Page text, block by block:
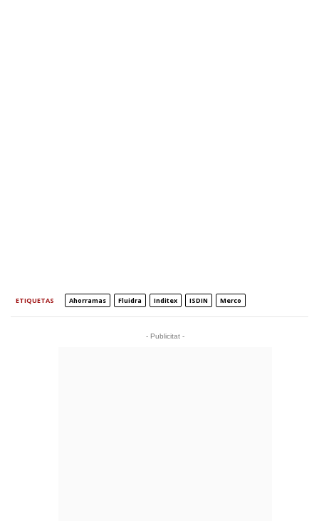
ETIQUETAS Ahorramas Fluidra Inditex ISDIN Merco
- Publicitat -